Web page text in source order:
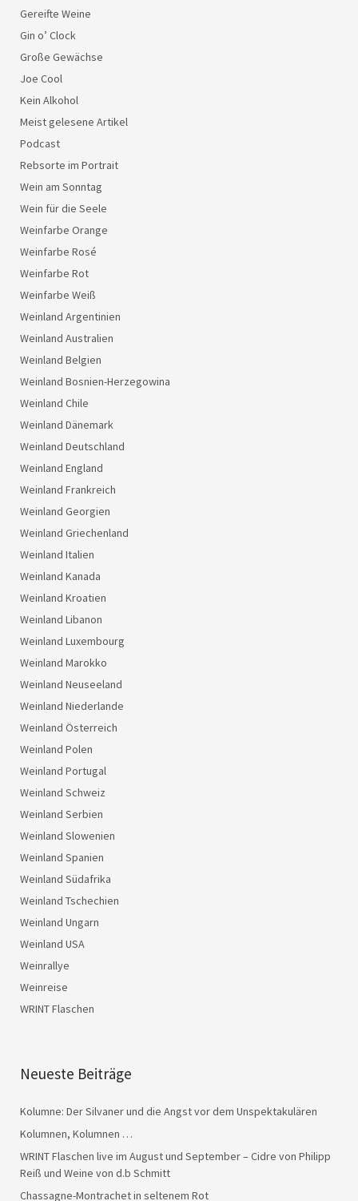
Gereifte Weine
Gin o’ Clock
Große Gewächse
Joe Cool
Kein Alkohol
Meist gelesene Artikel
Podcast
Rebsorte im Portrait
Wein am Sonntag
Wein für die Seele
Weinfarbe Orange
Weinfarbe Rosé
Weinfarbe Rot
Weinfarbe Weiß
Weinland Argentinien
Weinland Australien
Weinland Belgien
Weinland Bosnien-Herzegowina
Weinland Chile
Weinland Dänemark
Weinland Deutschland
Weinland England
Weinland Frankreich
Weinland Georgien
Weinland Griechenland
Weinland Italien
Weinland Kanada
Weinland Kroatien
Weinland Libanon
Weinland Luxembourg
Weinland Marokko
Weinland Neuseeland
Weinland Niederlande
Weinland Österreich
Weinland Polen
Weinland Portugal
Weinland Schweiz
Weinland Serbien
Weinland Slowenien
Weinland Spanien
Weinland Südafrika
Weinland Tschechien
Weinland Ungarn
Weinland USA
Weinrallye
Weinreise
WRINT Flaschen
Neueste Beiträge
Kolumne: Der Silvaner und die Angst vor dem Unspektakulären
Kolumnen, Kolumnen …
WRINT Flaschen live im August und September – Cidre von Philipp
Reiß und Weine von d.b Schmitt
Chassagne-Montrachet in seltenem Rot